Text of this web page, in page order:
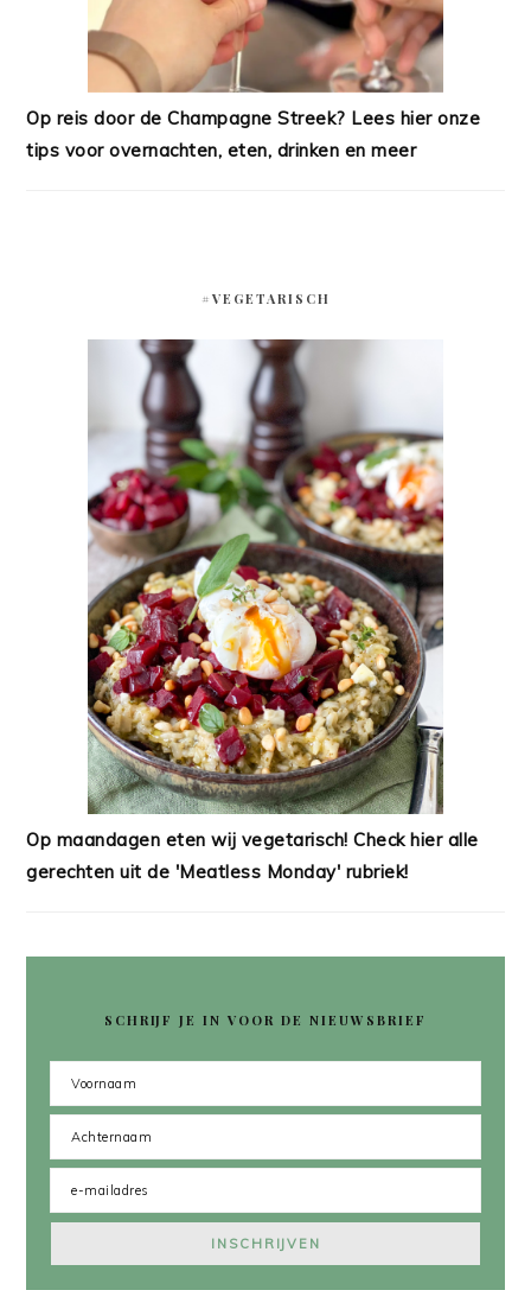
Op reis door de Champagne Streek? Lees hier onze
tips voor overnachten, eten, drinken en meer
#VEGETARISCH
Op maandagen eten wij vegetarisch! Check hier alle
gerechten uit de 'Meatless Monday' rubriek!
SCHRIJF JE IN VOOR DE NIEUWSBRIEF